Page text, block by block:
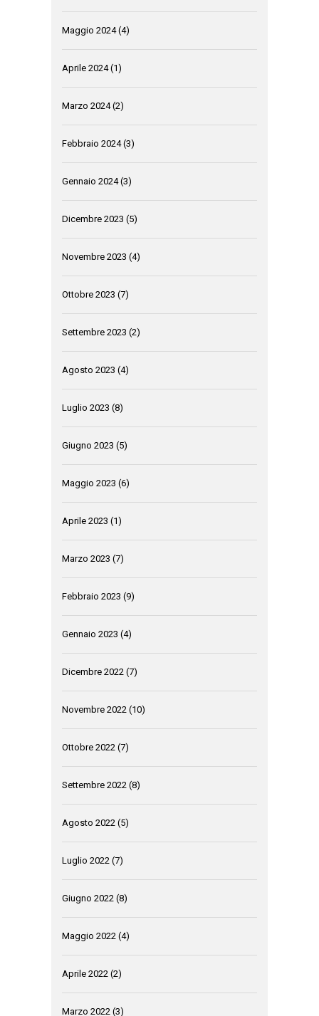
Maggio 2024(4)
Aprile 2024(1)
Marzo 2024(2)
Febbraio 2024(3)
Gennaio 2024(3)
Dicembre 2023 (5)
Novembre 2023 (4)
Ottobre 2023 (7)
Settembre 2023 (2)
Agosto 2023 (4)
Luglio 2023 (8)
Giugno 2023 (5)
Maggio 2023 (6)
Aprile 2023 (1)
Marzo 2023 (7)
Febbraio 2023 (9)
Gennaio 2023 (4)
Dicembre 2022 (7)
Novembre 2022 (10)
Ottobre 2022 (7)
Settembre 2022 (8)
Agosto 2022 (5)
Luglio 2022 (7)
Giugno 2022 (8)
Maggio 2022 (4)
Aprile 2022 (2)
Marzo 2022 (3)